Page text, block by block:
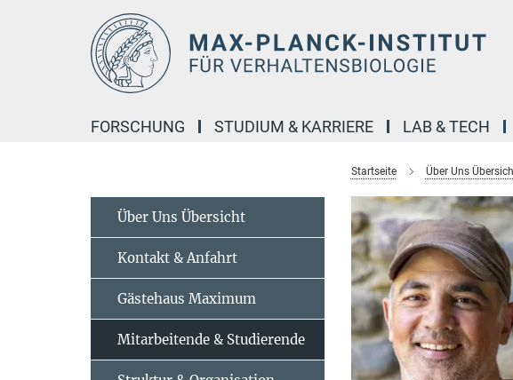
FORSCHUNG STUDIUM & KARRIERE LAB & TECH
Startseite Über Uns
Über Uns Übersicht
Kontakt & Anfahrt
Gästehaus Maximum
Mitarbeitende & Studierende